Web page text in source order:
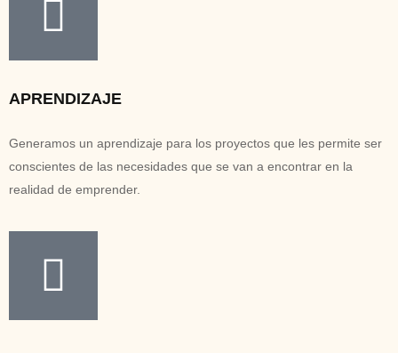
APRENDIZAJE
Generamos un aprendizaje para los proyectos que les permite ser
conscientes de las necesidades que se van a encontrar en la
realidad de emprender.